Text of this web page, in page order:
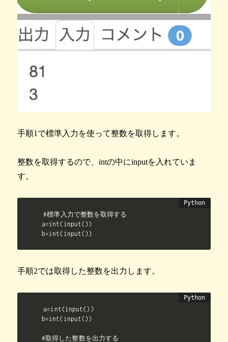
手順1で標準入力を使って整数を取得します。
整数を取得するので、intの中にinputを入れていま
す。
#標準入力で整数を取得する
a=int(input())
b=int(input())
手順2では取得した整数を出力します。
a=int(input())
b=int(input())
#取得した整数を出力する